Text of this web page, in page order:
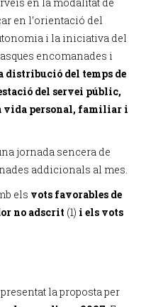
en l’orientació del
i la iniciativa del
encomanades i
del temps de
del servei públic,
personal, familiar i
jornada sencera de
addicionals al mes.
els vots favorables de
no adscrit (1) i els vots
la proposta per